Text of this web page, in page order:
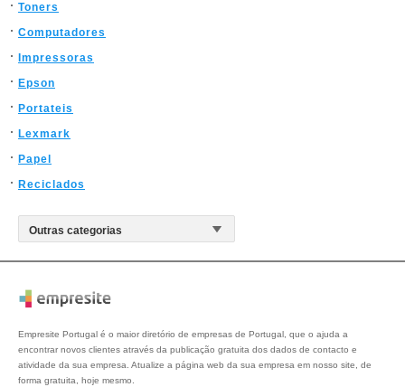
Toners
Computadores
Impressoras
Epson
Portateis
Lexmark
Papel
Reciclados
Empresite Portugal é o maior diretório de empresas de Portugal, que o ajuda a
encontrar novos clientes através da publicação gratuita dos dados de contacto e
atividade da sua empresa. Atualize a página web da sua empresa em nosso site, de
forma gratuita, hoje mesmo.